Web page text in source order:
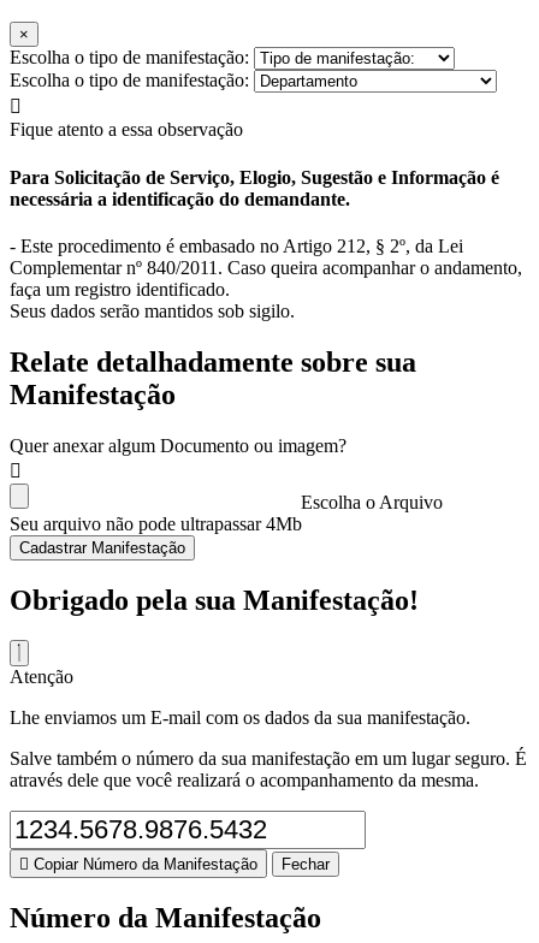
×
Escolha o tipo de manifestação:
Escolha o tipo de manifestação:
Fique atento a essa observação
Para Solicitação de Serviço, Elogio, Sugestão e Informação é
necessária a identificação do demandante.
- Este procedimento é embasado no Artigo 212, § 2º, da Lei
Complementar nº 840/2011. Caso queira acompanhar o andamento,
faça um registro identificado.
Seus dados serão mantidos sob sigilo.
Relate detalhadamente sobre sua
Manifestação
Quer anexar algum Documento ou imagem?
Escolha o Arquivo
Seu arquivo não pode ultrapassar 4Mb
Cadastrar Manifestação
Obrigado pela sua Manifestação!
Atenção
Lhe enviamos um E-mail com os dados da sua manifestação.
Salve também o número da sua manifestação em um lugar seguro. É
através dele que você realizará o acompanhamento da mesma.
Copiar Número da Manifestação Fechar
Número da Manifestação